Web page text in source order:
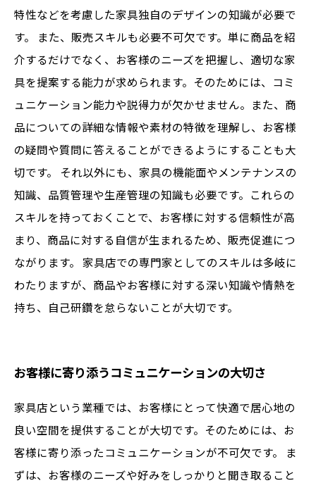
特性などを考慮した家具独自のデザインの知識が必要で
す。 また、販売スキルも必要不可欠です。単に商品を紹
介するだけでなく、お客様のニーズを把握し、適切な家
具を提案する能力が求められます。そのためには、コミ
ュニケーション能力や説得力が欠かせません。また、商
品についての詳細な情報や素材の特徴を理解し、お客様
の疑問や質問に答えることができるようにすることも大
切です。 それ以外にも、家具の機能面やメンテナンスの
知識、品質管理や生産管理の知識も必要です。これらの
スキルを持っておくことで、お客様に対する信頼性が高
まり、商品に対する自信が生まれるため、販売促進につ
ながります。 家具店での専門家としてのスキルは多岐に
わたりますが、商品やお客様に対する深い知識や情熱を
持ち、自己研鑽を怠らないことが大切です。
お客様に寄り添うコミュニケーションの大切さ
家具店という業種では、お客様にとって快適で居心地の
良い空間を提供することが大切です。そのためには、お
客様に寄り添ったコミュニケーションが不可欠です。 ま
ずは、お客様のニーズや好みをしっかりと聞き取ること